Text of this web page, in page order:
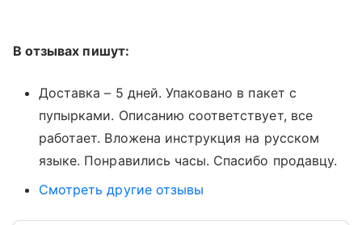
В отзывах пишут:
Доставка – 5 дней. Упаковано в пакет с
пупырками. Описанию соответствует, все
работает. Вложена инструкция на русском
языке. Понравились часы. Спасибо продавцу.
Смотреть другие отзывы